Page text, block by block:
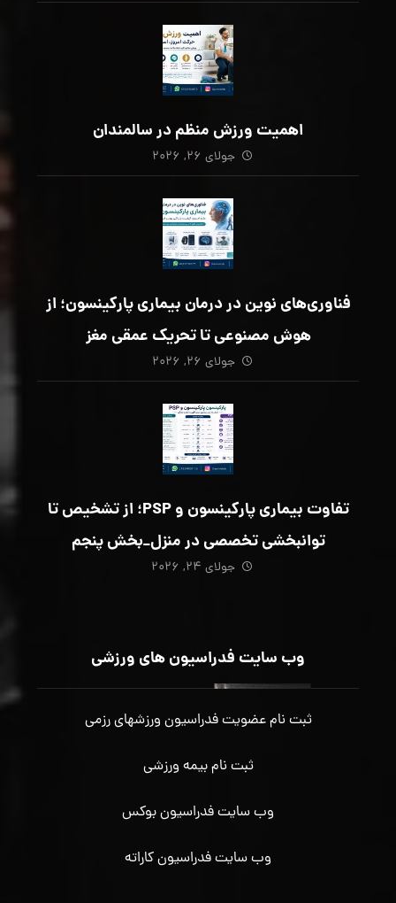
اهمیت ورزش منظم در سالمندان
جولای ۲۶, ۲۰۲۶
فناوری‌های نوین در درمان بیماری پارکینسون؛ از
هوش مصنوعی تا تحریک عمقی مغز
جولای ۲۶, ۲۰۲۶
تفاوت بیماری پارکینسون و PSP؛ از تشخیص تا
توانبخشی تخصصی در منزل_بخش پنجم
جولای ۲۴, ۲۰۲۶
وب سایت فدراسیون های ورزشی
ثبت نام عضویت فدراسیون ورزشهای رزمی
ثبت نام بیمه ورزشی
وب سایت فدراسیون بوکس
وب سایت فدراسیون کاراته